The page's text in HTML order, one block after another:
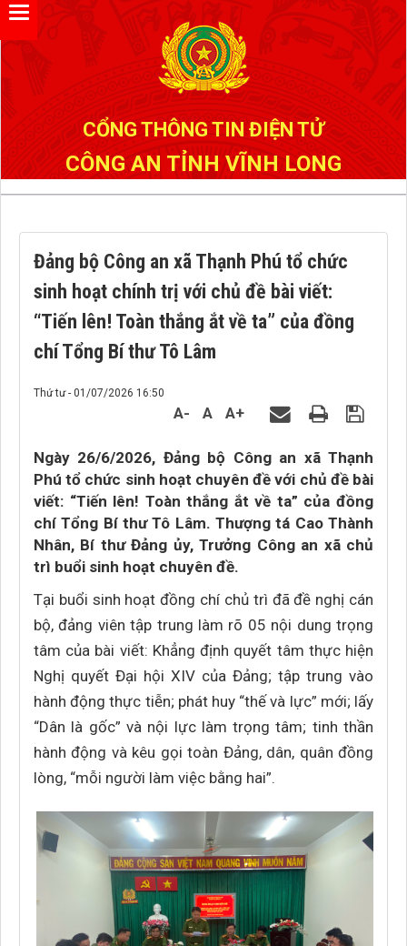
CỔNG THÔNG TIN ĐIỆN TỬ
CÔNG AN TỈNH VĨNH LONG
Đảng bộ Công an xã Thạnh Phú tổ chức
sinh hoạt chính trị với chủ đề bài viết:
“Tiến lên! Toàn thắng ắt về ta” của đồng
chí Tổng Bí thư Tô Lâm
Thứ tư - 01/07/2026 16:50
A- A A+
Ngày 26/6/2026, Đảng bộ Công an xã Thạnh
Phú tổ chức sinh hoạt chuyên đề với chủ đề bài
viết: “Tiến lên! Toàn thắng ắt về ta” của đồng
chí Tổng Bí thư Tô Lâm. Thượng tá Cao Thành
Nhân, Bí thư Đảng ủy, Trưởng Công an xã chủ
trì buổi sinh hoạt chuyên đề.
Tại buổi sinh hoạt đồng chí chủ trì đã đề nghị cán
bộ, đảng viên tập trung làm rõ 05 nội dung trọng
tâm của bài viết: Khẳng định quyết tâm thực hiện
Nghị quyết Đại hội XIV của Đảng; tập trung vào
hành động thực tiễn; phát huy “thế và lực” mới; lấy
“Dân là gốc” và nội lực làm trọng tâm; tinh thần
hành động và kêu gọi toàn Đảng, dân, quân đồng
lòng, “mỗi người làm việc bằng hai”.